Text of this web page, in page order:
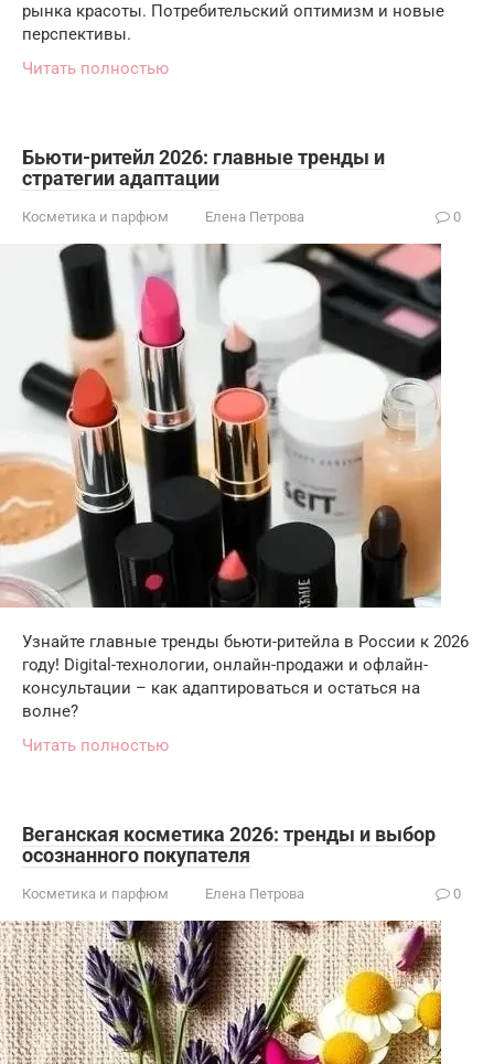
рынка красоты. Потребительский оптимизм и новые
перспективы.
Читать полностью
Бьюти-ритейл 2026: главные тренды и
стратегии адаптации
Косметика и парфюм Елена Петрова 0
Узнайте главные тренды бьюти-ритейла в России к 2026
году! Digital-технологии, онлайн-продажи и офлайн-
консультации – как адаптироваться и остаться на
волне?
Читать полностью
Веганская косметика 2026: тренды и выбор
осознанного покупателя
Косметика и парфюм Елена Петрова 0